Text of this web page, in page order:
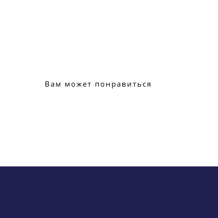
Вам может понравиться